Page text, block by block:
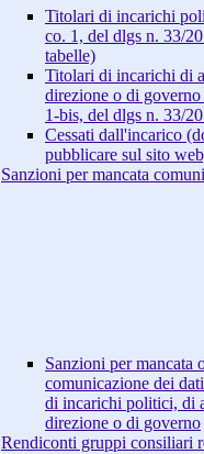
Titolari di incarichi
co. 1, del dlgs n. 33/
tabelle)
Titolari di incarichi di
direzione o di
1-bis, del dlgs n. 33/
Cessati dall'incarico
pubblicare sul sito
Sanzioni per mancata
Sanzioni per mancata
comunicazione dei
di incarichi politici, di
direzione o di governo
Rendiconti gruppi consiliari